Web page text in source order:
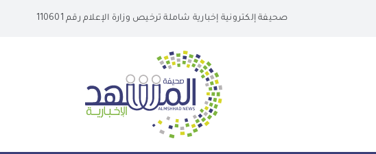
صحيفة إلكترونية إخبارية شاملة ترخيص وزارة الإعلام رقم 110601